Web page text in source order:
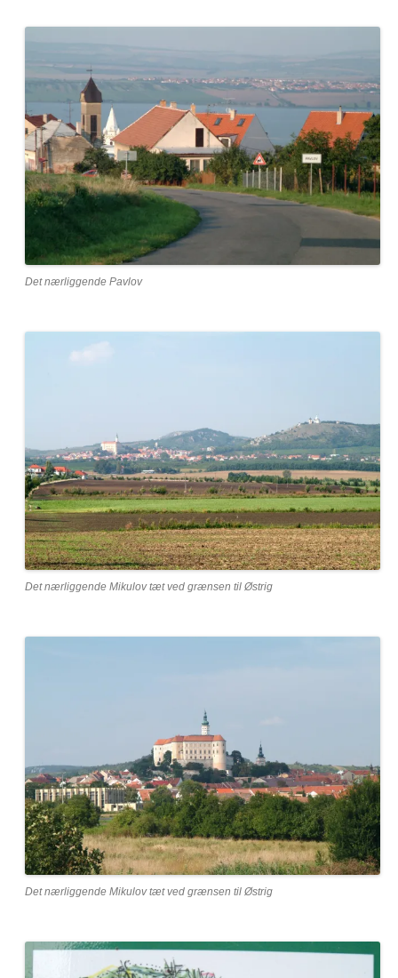
Det nærliggende Pavlov
Det nærliggende Mikulov tæt ved grænsen til Østrig
Det nærliggende Mikulov tæt ved grænsen til Østrig